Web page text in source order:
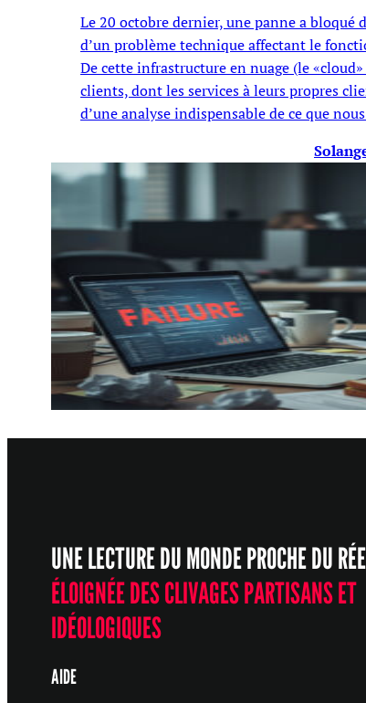
Le 20 octobre dernier, une panne a
d’un problème technique affectant le
De cette infrastructure en nuage (le
clients, dont les services à leurs propres
d’une analyse indispensable de ce que
UNE LECTURE DU MONDE PROCHE DU
ÉLOIGNÉE DES CLIVAGES PARTISANS ET
IDÉOLOGIQUES
AIDE